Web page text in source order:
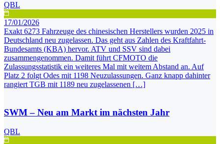
QBL
17/01/2026
Exakt 6273 Fahrzeuge des chinesischen Herstellers wurden 2025 in
Deutschland neu zugelassen. Das geht aus Zahlen des Kraftfahrt-
Bundesamts (KBA) hervor. ATV und SSV sind dabei
zusammengenommen. Damit führt CFMOTO die
Zulassungsstatistik ein weiteres Mal mit weitem Abstand an. Auf
Platz 2 folgt Odes mit 1198 Neuzulassungen. Ganz knapp dahinter
rangiert TGB mit 1189 neu zugelassenen […]
SWM – Neu am Markt im nächsten Jahr
QBL